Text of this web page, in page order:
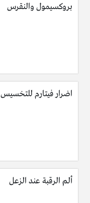
بروكسيمول والنقرس
اضرار فيتارم للتخسيس
ألم الرقبة عند الزعل